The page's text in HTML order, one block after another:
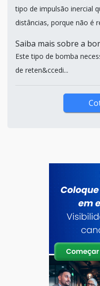
tipo de impulsão inercial
distâncias, porque não é
Saiba mais sobre a
Este tipo de bomba
de reten&ccedi...